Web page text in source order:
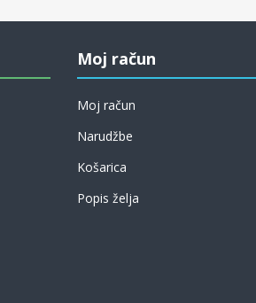
Moj račun
Moj račun
Narudžbe
Košarica
Popis želja